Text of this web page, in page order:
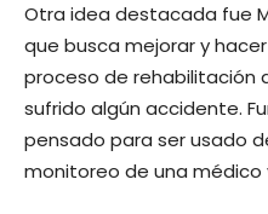
Otra idea destacada fue
que busca mejorar y
proceso de rehabilitación
sufrido algún accidente.
pensado para ser usado
monitoreo de una médico